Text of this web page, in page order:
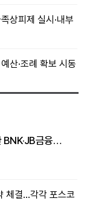
상피제 실시·내부
산·조례 확보 시동
BNK·JB금융…
체결…각각 포스코